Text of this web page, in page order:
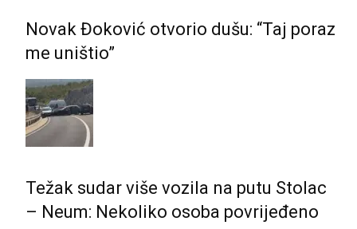
Novak Đoković otvorio dušu: “Taj poraz
me uništio”
Težak sudar više vozila na putu Stolac
– Neum: Nekoliko osoba povrijeđeno